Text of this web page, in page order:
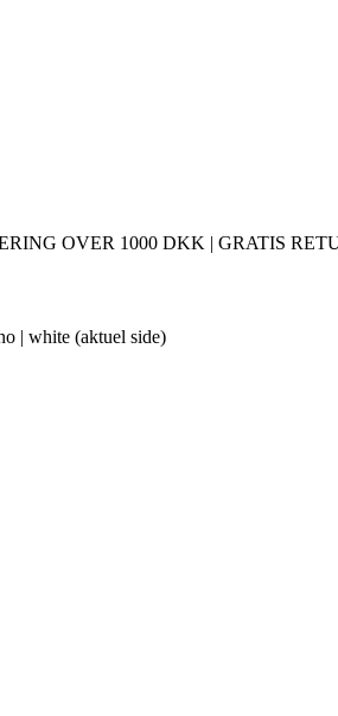
OVER 1000 DKK | GRATIS
| white (aktuel side)